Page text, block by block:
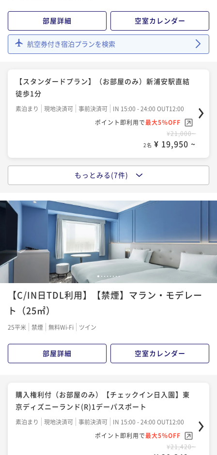
¥26,800~
2名 ¥ 25,460 ~
朝食付き 事前決済可
IN 15:00 - 22:00 OUT12:00
¥29,700~
2名 ¥ 28,215 ~
【早期割】（朝食付）迷ったらこのプランで決まり！6
0日前までのご予約に
朝食付き 事前決済可
IN 15:00 - 24:00 OUT12:00
【2泊以上】（お部屋のみ）2泊以上の連泊予約がお
素泊まり 現地決済可 事前決済可
IN 15:00 - 24:00 OUT12:00
ポイント即利用で最大5％OFF
【早期割・2泊以上】（お部屋のみ）お早め30日前の連
泊予約がお得！
ポイント即利用で 最大5％OFF
【早期割・2泊以上】（朝食付）お早め30日前の連泊予
部屋詳細 空室カレンダー
航空券付き宿泊プランを検索
【スタンダードプラン】（お部屋のみ）新浦安駅直結
徒歩1分
素泊まり 現地決済可 事前決済可
IN 15:00 - 24:00 OUT12:00
ポイント即利用で最大5％OFF
¥21,000~
2名 ¥ 19,950 ~
【早期割】（お部屋のみ）迷ったらこのプランで決ま
素泊まり 事前決済可
IN 15:00 - 24:00 OUT12:00
ポイント即利用で
2名 ¥ 21,470 ~
【スタンダードプラン】（朝食付）新浦安駅直結徒歩1
分
朝食付き 現地決済可
朝食付き 事前決済可
IN 15:00 - 22:00 OUT12:00
ポイント即利用で
2名 ¥ 26,600 ~
もっとみる(7件)
1 2 3 4 5 678
【C/IN日TDL利用】【禁煙】マラン・モデレー
ト（25㎡）
25平米 禁煙 無料Wi-Fi ツイン
部屋詳細 空室カレンダー
購入権利付（お部屋のみ）【チェックイン日入園】東
京ディズニーランド(R)1デーパスポート
素泊まり 現地決済可 事前決済可
IN 15:00 - 24:00 OUT12:00
ポイント即利用で最大5％OFF
¥21,420~